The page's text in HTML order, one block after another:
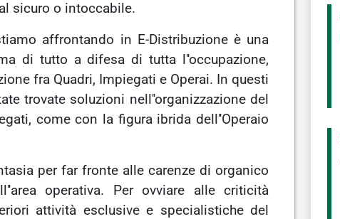
sicuro o intoccabile.
affrontando in E-Distribuzione è una
di tutto a difesa di tutta l''occupazione,
fra Quadri, Impiegati e Operai. In questi
trovate soluzioni nell''organizzazione del
come con la figura ibrida dell''Operaio
per far fronte alle carenze di organico
operativa. Per ovviare alle criticità
attività esclusive e specialistiche del